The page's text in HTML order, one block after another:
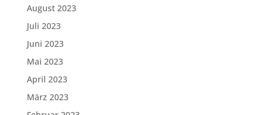
August 2023
Juli 2023
Juni 2023
Mai 2023
April 2023
März 2023